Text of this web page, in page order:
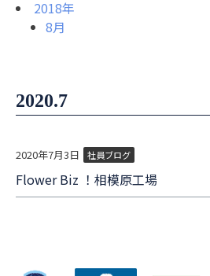
2018年
8月
2020.7
2020年7月3日 社員ブログ
Flower Biz ！相模原工場